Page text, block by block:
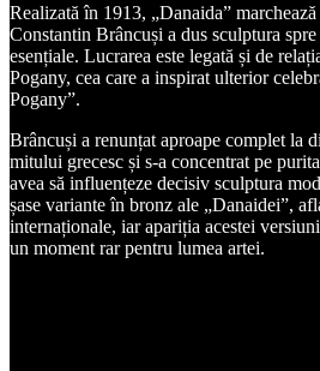
Realizată în 1913, „Danaida”
Constantin Brâncuși a dus sculptura
esențiale. Lucrarea este legată și de
Pogany, cea care a inspirat ulterior
Pogany”.
Brâncuși a renunțat aproape complet la
mitului grecesc și s-a concentrat pe
avea să influențeze decisiv sculptura
șase variante în bronz ale „Danaidei”,
internaționale, iar apariția acestei
un moment rar pentru lumea artei.